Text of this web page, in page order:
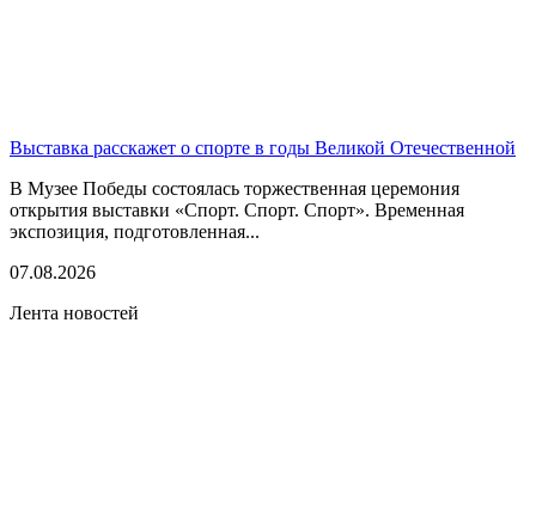
Выставка расскажет о спорте в годы Великой Отечественной
В Музее Победы состоялась торжественная церемония
открытия выставки «Спорт. Спорт. Спорт». Временная
экспозиция, подготовленная...
07.08.2026
Лента новостей